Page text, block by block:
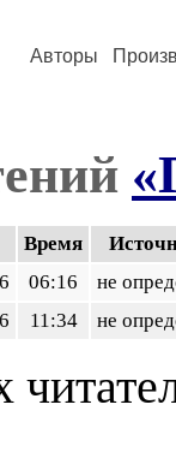
Авторы
Время
06:16
не
11:34 не